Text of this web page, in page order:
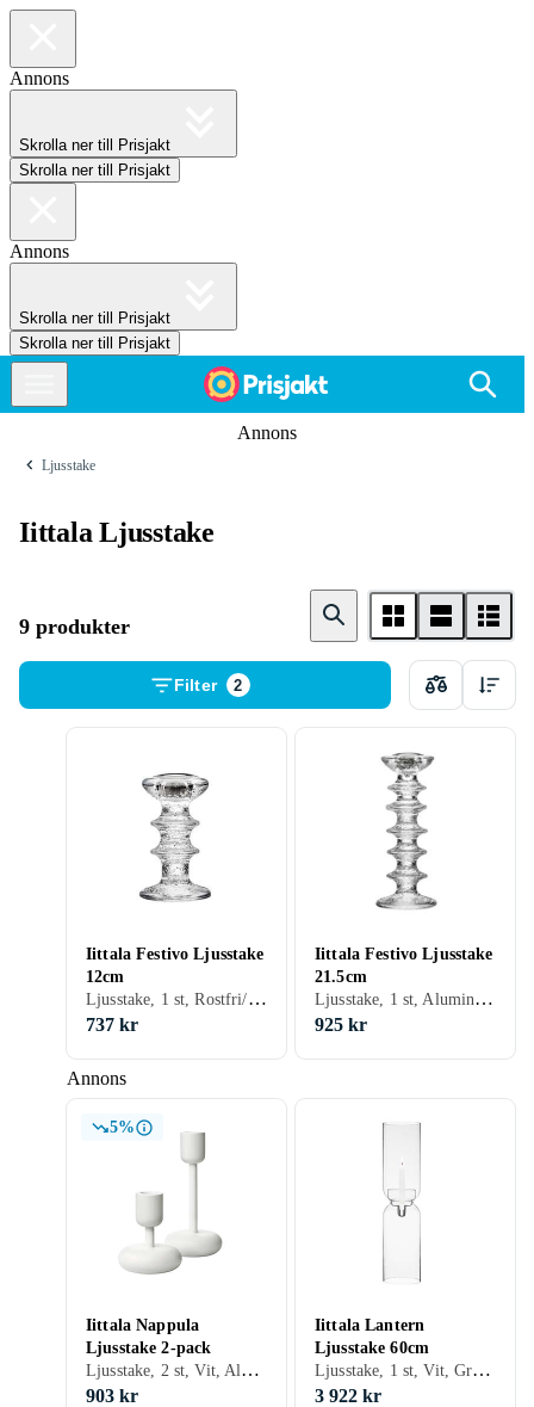
Annons
Skrolla ner till Prisjakt
Skrolla ner till Prisjakt
Annons
Skrolla ner till Prisjakt
Skrolla ner till Prisjakt
Annons
Ljusstake
Iittala Ljusstake
9 produkter
Filter 2
Annons
Iittala Festivo Ljusstake
12cm
Ljusstake, 1 st, Rostfri/krom, Aluminium, Glas, Keramik, Sten
737 kr
Iittala Festivo Ljusstake
21.5cm
Ljusstake, 1 st, Aluminium, Glas, Keramik, Sten
925 kr
5%
Iittala Nappula
Ljusstake 2-pack
Ljusstake, 2 st, Vit, Aluminium, Grå/Antracit, Guld, Mässing
903 kr
Iittala Lantern
Ljusstake 60cm
Ljusstake, 1 st, Vit, Grå/Antracit, Glas, Guld
3 922 kr